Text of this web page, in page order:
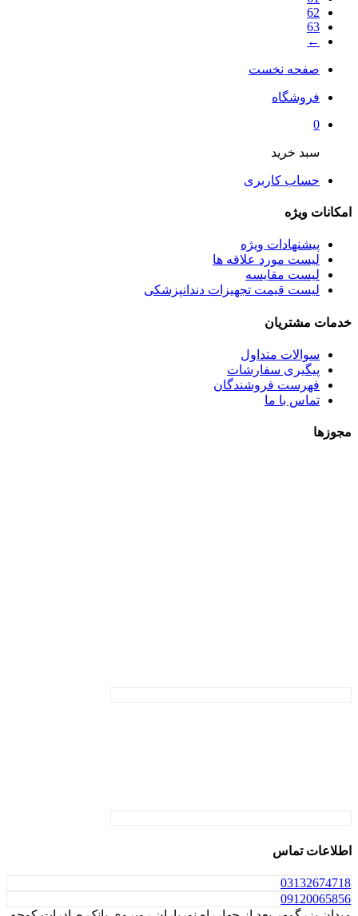
62
63
←
صفحه نخست
فروشگاه
0
سبد خرید
حساب کاربری
امکانات ویژه
پیشنهادات ویژه
لیست مورد علاقه ها
لیست مقایسه
لیست قیمت تجهیزات دندانپزشکی
خدمات مشتریان
سوالات متداول
پیگیری سفارشات
فهرست فروشندگان
تماس با ما
مجوزها
اطلاعات تماس
03132674718
09120065856